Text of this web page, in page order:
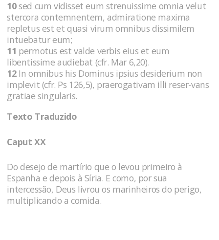
10sed cum vidisset eum strenuissime omnia velut
stercora contemnentem, admiratione maxima
repletus est et quasi virum omnibus dissimilem
intuebatur eum;
11 permotus est valde verbis eius et eum
libentissime audiebat (cfr. Mar 6,20).
12In omnibus his Dominus ipsius desiderium non
implevit (cfr. Ps 126,5), praerogativam illi reser-vans
gratiae singularis.
Texto Traduzido
Caput XX
Do desejo de martírio que o levou primeiro à
Espanha e depois à Síria. E como, por sua
intercessão, Deus livrou os marinheiros do perigo,
multiplicando a comida.